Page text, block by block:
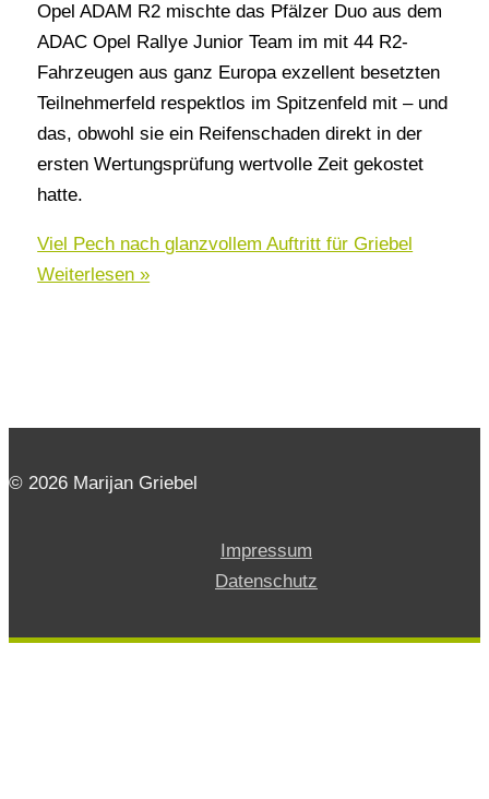
Opel ADAM R2 mischte das Pfälzer Duo aus dem
ADAC Opel Rallye Junior Team im mit 44 R2-
Fahrzeugen aus ganz Europa exzellent besetzten
Teilnehmerfeld respektlos im Spitzenfeld mit – und
das, obwohl sie ein Reifenschaden direkt in der
ersten Wertungsprüfung wertvolle Zeit gekostet
hatte.
Viel Pech nach glanzvollem Auftritt für Griebel
Weiterlesen »
© 2026 Marijan Griebel
Impressum
Datenschutz